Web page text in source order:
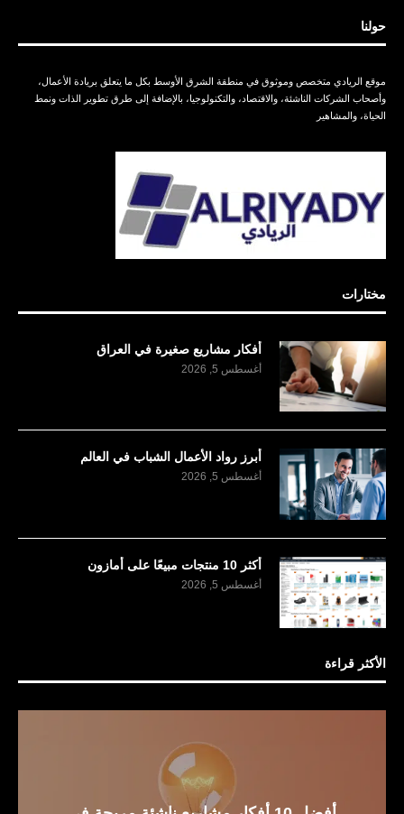
حولنا
موقع الريادي متخصص وموثوق في منطقة الشرق الأوسط بكل ما يتعلق بريادة الأعمال،
وأصحاب الشركات الناشئة، والاقتصاد، والتكنولوجيا، بالإضافة إلى طرق تطوير الذات ونمط
الحياة، والمشاهير
مختارات
أفكار مشاريع صغيرة في العراق
أغسطس 5, 2026
أبرز رواد الأعمال الشباب في العالم
أغسطس 5, 2026
أكثر 10 منتجات مبيعًا على أمازون
أغسطس 5, 2026
الأكثر قراءة